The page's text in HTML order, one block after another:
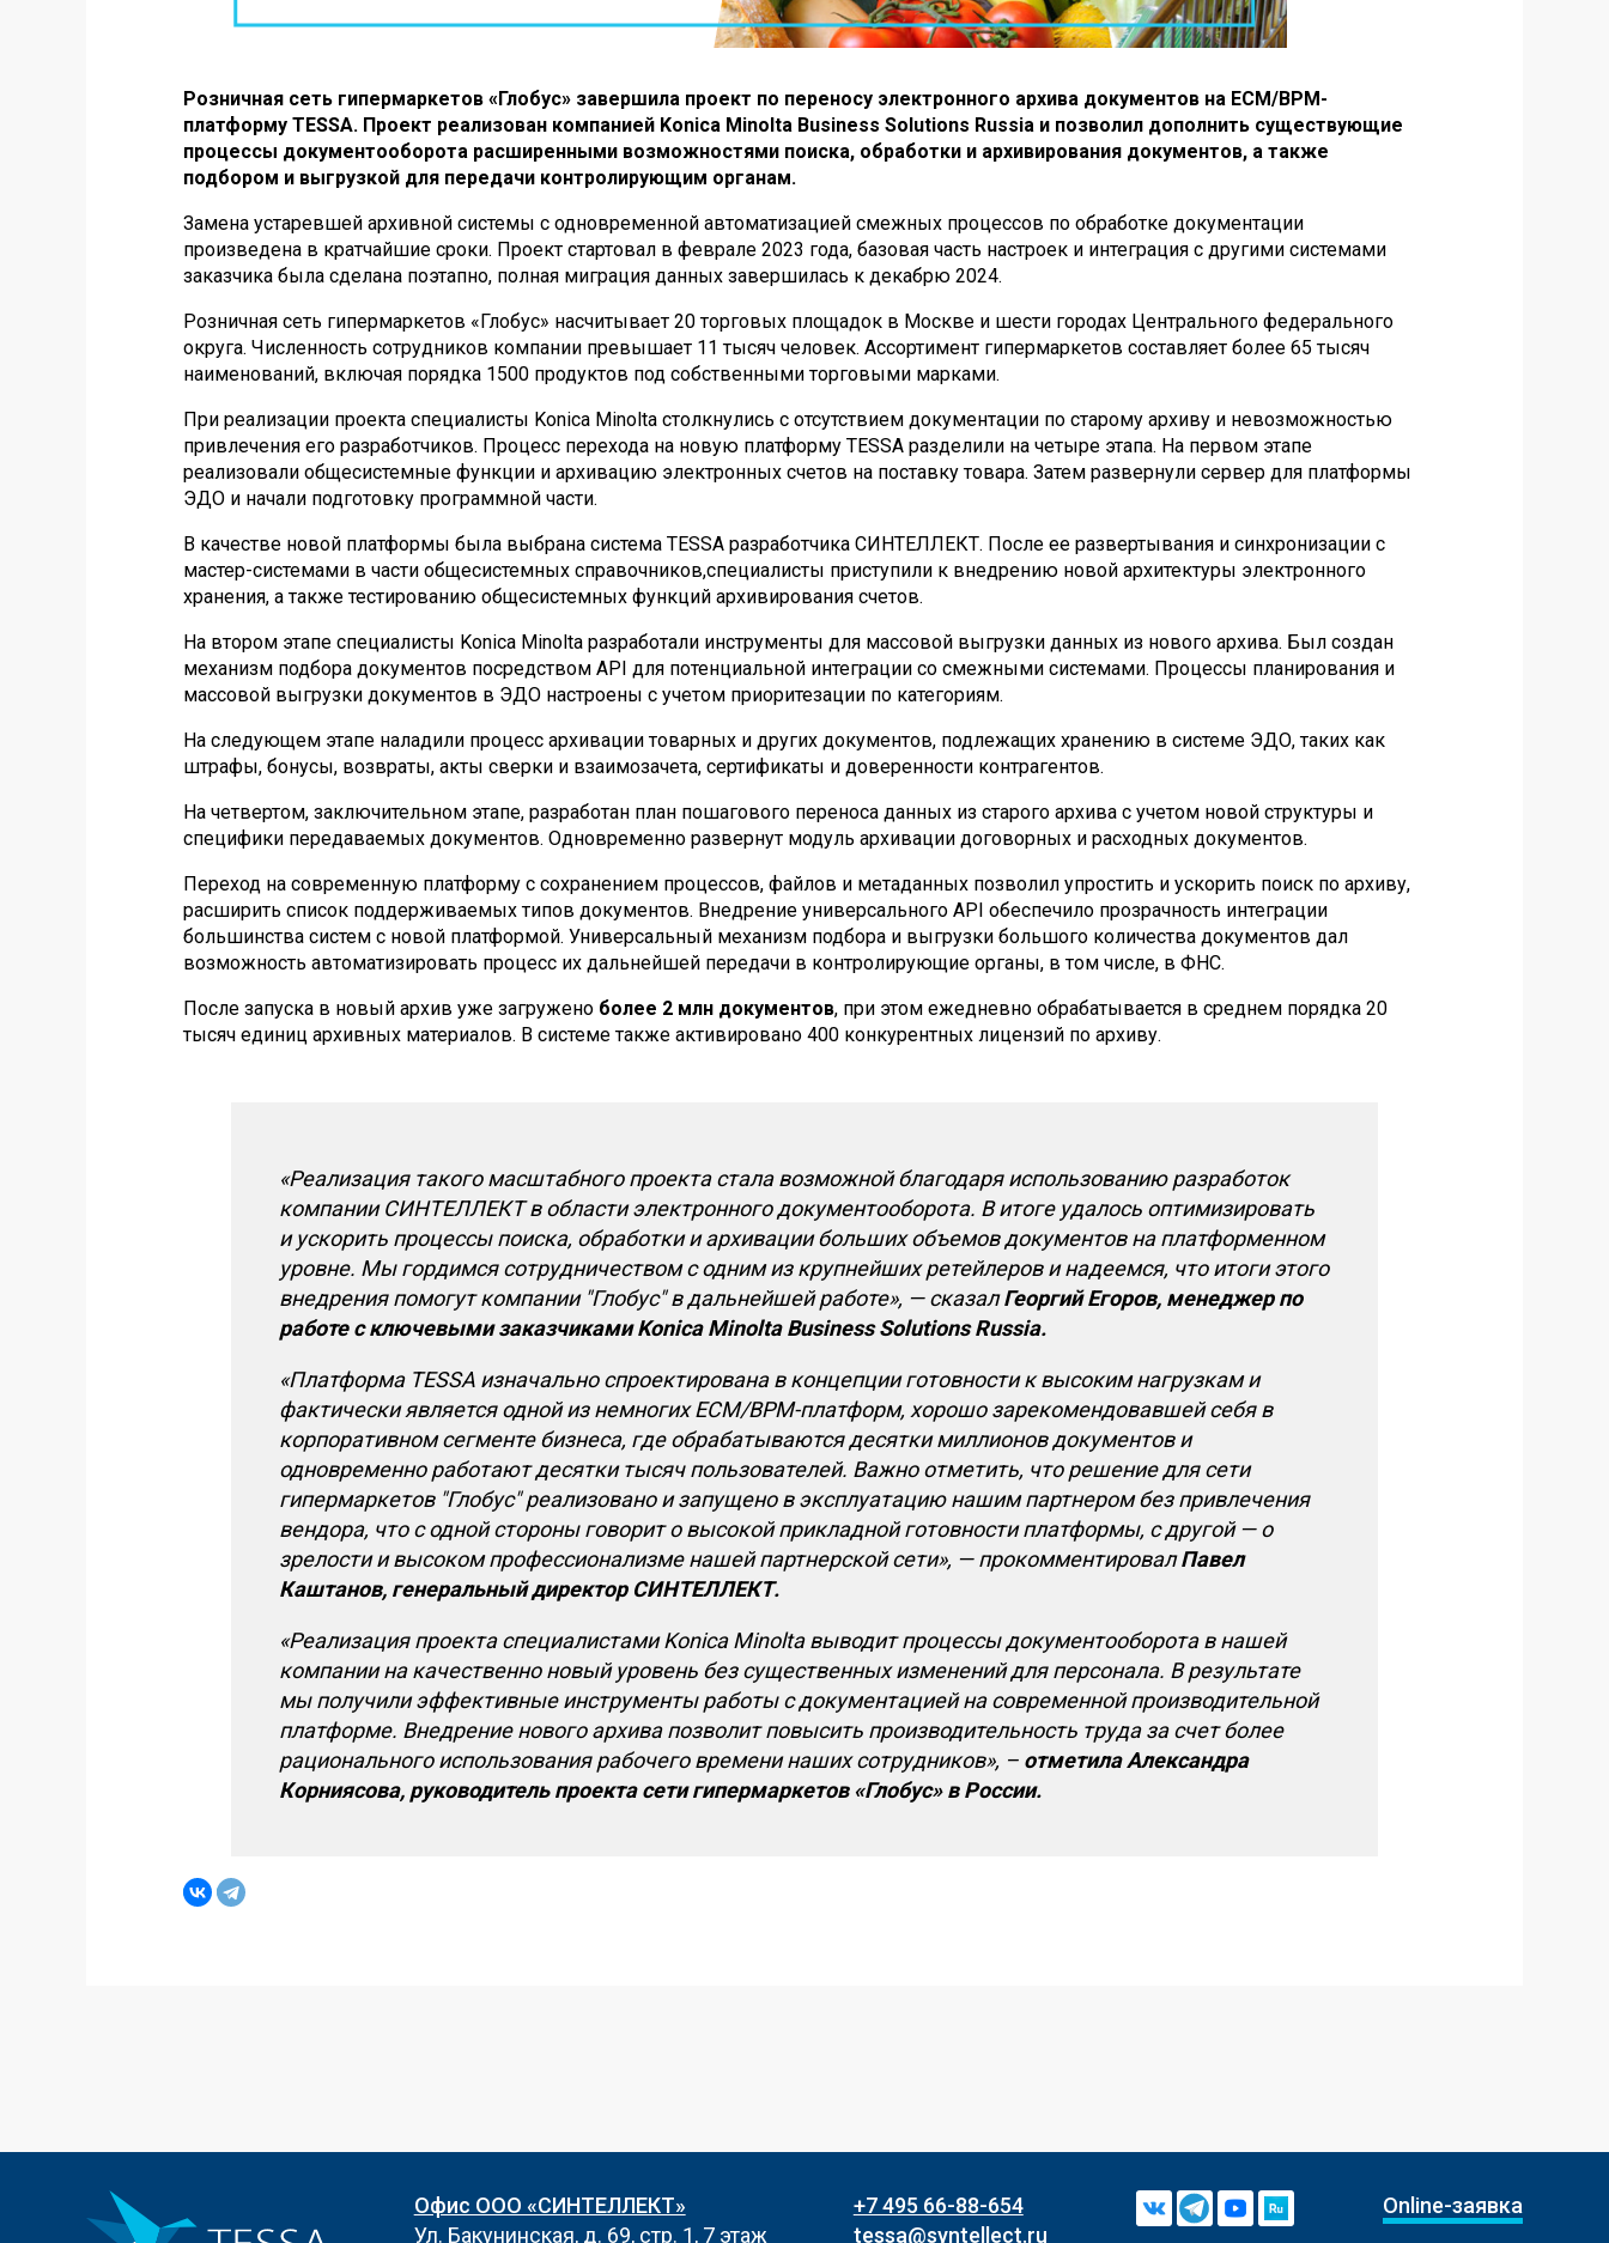
Розничная сеть гипермаркетов «Глобус» завершила проект по переносу электронного архива документов на ECM/BPM-
платформу TESSA. Проект реализован компанией Konica Minolta Business Solutions Russia и позволил дополнить существующие
процессы документооборота расширенными возможностями поиска, обработки и архивирования документов, а также
подбором и выгрузкой для передачи контролирующим органам.
Замена устаревшей архивной системы с одновременной автоматизацией смежных процессов по обработке документации
произведена в кратчайшие сроки. Проект стартовал в феврале 2023 года, базовая часть настроек и интеграция с другими системами
заказчика была сделана поэтапно, полная миграция данных завершилась к декабрю 2024.
Розничная сеть гипермаркетов «Глобус» насчитывает 20 торговых площадок в Москве и шести городах Центрального федерального
округа. Численность сотрудников компании превышает 11 тысяч человек. Ассортимент гипермаркетов составляет более 65 тысяч
наименований, включая порядка 1500 продуктов под собственными торговыми марками.
При реализации проекта специалисты Konica Minolta столкнулись с отсутствием документации по старому архиву и невозможностью
привлечения его разработчиков. Процесс перехода на новую платформу TESSA разделили на четыре этапа. На первом этапе
реализовали общесистемные функции и архивацию электронных счетов на поставку товара. Затем развернули сервер для платформы
ЭДО и начали подготовку программной части.
В качестве новой платформы была выбрана система TESSA разработчика СИНТЕЛЛЕКТ. После ее развертывания и синхронизации с
мастер-системами в части общесистемных справочников,специалисты приступили к внедрению новой архитектуры электронного
хранения, а также тестированию общесистемных функций архивирования счетов.
На втором этапе специалисты Konica Minolta разработали инструменты для массовой выгрузки данных из нового архива. Был создан
механизм подбора документов посредством API для потенциальной интеграции со смежными системами. Процессы планирования и
массовой выгрузки документов в ЭДО настроены с учетом приоритезации по категориям.
На следующем этапе наладили процесс архивации товарных и других документов, подлежащих хранению в системе ЭДО, таких как
штрафы, бонусы, возвраты, акты сверки и взаимозачета, сертификаты и доверенности контрагентов.
На четвертом, заключительном этапе, разработан план пошагового переноса данных из старого архива с учетом новой структуры и
специфики передаваемых документов. Одновременно развернут модуль архивации договорных и расходных документов.
Переход на современную платформу с сохранением процессов, файлов и метаданных позволил упростить и ускорить поиск по архиву,
расширить список поддерживаемых типов документов. Внедрение универсального API обеспечило прозрачность интеграции
большинства систем с новой платформой. Универсальный механизм подбора и выгрузки большого количества документов дал
возможность автоматизировать процесс их дальнейшей передачи в контролирующие органы, в том числе, в ФНС.
После запуска в новый архив уже загружено более 2 млн документов, при этом ежедневно обрабатывается в среднем порядка 20
тысяч единиц архивных материалов. В системе также активировано 400 конкурентных лицензий по архиву.
«Реализация такого масштабного проекта стала возможной благодаря использованию разработок
компании СИНТЕЛЛЕКТв области электронного документооборота. В итоге удалось оптимизировать
и ускорить процессы поиска, обработки и архивации больших объемов документов на платформенном
уровне. Мы гордимся сотрудничеством с одним из крупнейших ретейлеров и надеемся, что итоги этого
внедрения помогут компании ″Глобус″ в дальнейшей работе», —сказалГеоргий Егоров, менеджер по
работе с ключевыми заказчиками Konica Minolta Business Solutions Russia.
«Платформа TESSA изначально спроектирована в концепции готовности к высоким нагрузкам и
фактически является одной из немногих ECM/BPM-платформ, хорошо зарекомендовавшей себя в
корпоративном сегменте бизнеса, где обрабатываются десятки миллионов документов и
одновременно работают десятки тысяч пользователей. Важно отметить, что решение для сети
гипермаркетов ″Глобус″ реализовано и запущено в эксплуатацию нашим партнером без привлечения
вендора, что с одной стороны говорит о высокой прикладной готовности платформы, с другой — о
зрелости и высоком профессионализме нашей партнерской сети», — прокомментировалПавел
Каштанов, генеральный директор СИНТЕЛЛЕКТ.
«Реализация проекта специалистами Konica Minolta выводит процессы документооборота в нашей
компании на качественно новый уровень без существенных измененийдляперсонала. В результате
мы получили эффективные инструменты работы с документацией на современной производительной
платформе. Внедрение нового архива позволит повысить производительность труда за счет более
рациональногоиспользования рабочего времени наших сотрудников», – отметилаАлександра
Корниясова, руководитель проектасети гипермаркетов «Глобус» в России.
Офис ООО «СИНТЕЛЛЕКТ»
Ул. Бакунинская, д. 69, стр. 1, 7 этаж
+7 495 66-88-654
tessa@syntellect.ru
Online-заявка